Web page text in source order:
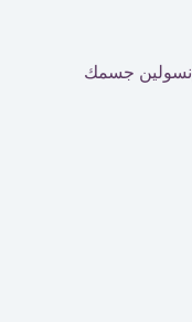
جسمك